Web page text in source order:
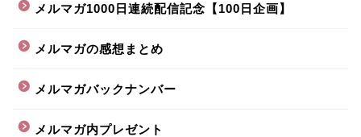
メルマガ1000日連続配信記念【100日企画】
メルマガの感想まとめ
メルマガバックナンバー
メルマガ内プレゼント